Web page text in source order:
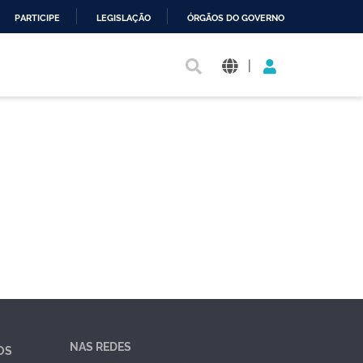
PARTICIPE LEGISLAÇÃO ÓRGÃOS DO GOVERNO
|
NAS REDES